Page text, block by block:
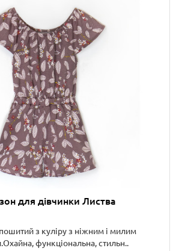
для дівчинки Листва
з куліру з ніжним і милим
функціональна, стильн..